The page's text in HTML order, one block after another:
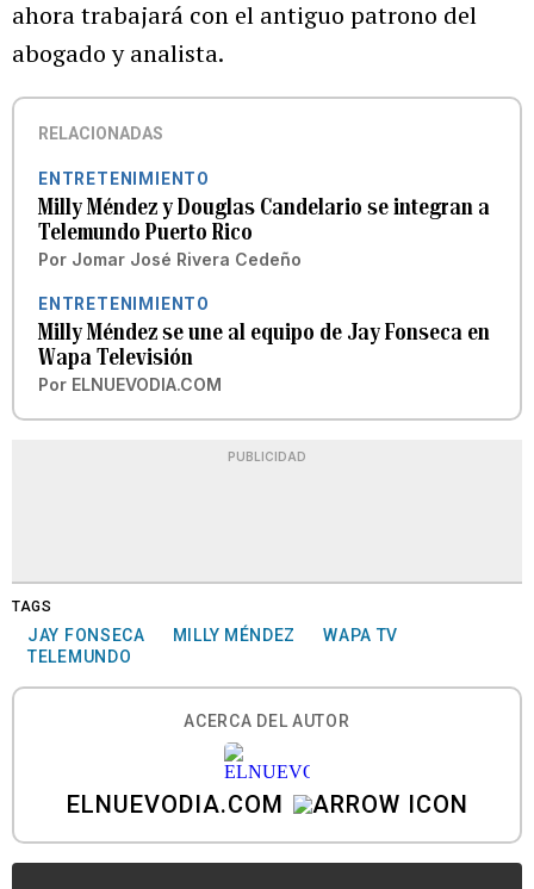
ahora trabajará con el antiguo patrono del
abogado y analista.
RELACIONADAS
ENTRETENIMIENTO
Milly Méndez y Douglas Candelario se integran a
Telemundo Puerto Rico
Por Jomar José Rivera Cedeño
ENTRETENIMIENTO
Milly Méndez se une al equipo de Jay Fonseca en
Wapa Televisión
Por ELNUEVODIA.COM
PUBLICIDAD
TAGS
JAY FONSECA MILLY MÉNDEZ
WAPA TV
TELEMUNDO
ACERCA DEL AUTOR
ELNUEVODIA.COM